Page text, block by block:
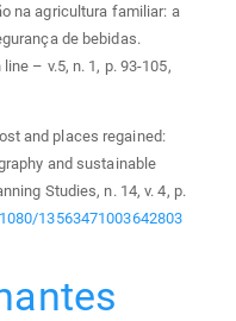
na agricultura familiar: a
de bebidas.
– v.5, n. 1, p. 93-105,
and places regained:
and sustainable
Studies, n. 14, v. 4, p.
13563471003642803